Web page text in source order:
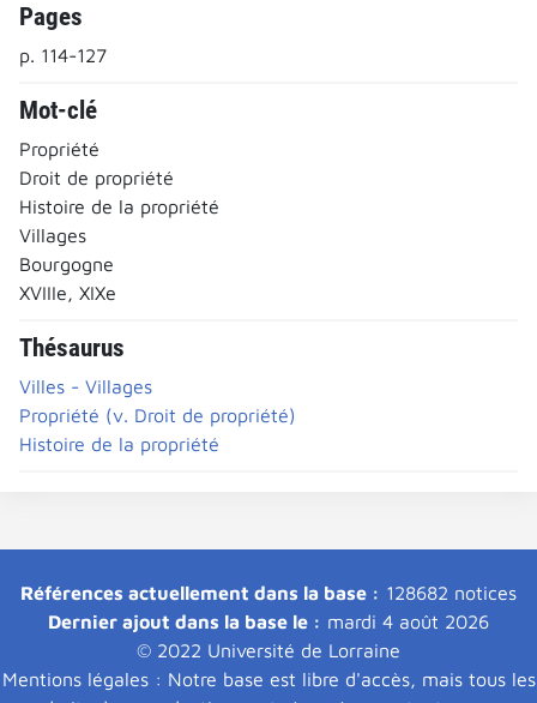
Pages
p. 114-127
Mot-clé
Propriété
Droit de propriété
Histoire de la propriété
Villages
Bourgogne
XVIIIe, XIXe
Thésaurus
Villes - Villages
Propriété (v. Droit de propriété)
Histoire de la propriété
Références actuellement dans la base : 128682 notices
Dernier ajout dans la base le : mardi 4 août 2026
© 2022 Université de Lorraine
Mentions légales : Notre base est libre d'accès, mais tous les